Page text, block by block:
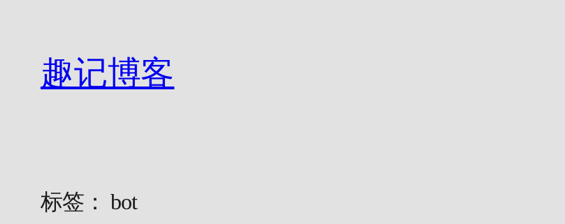
趣记博客
标签：bot